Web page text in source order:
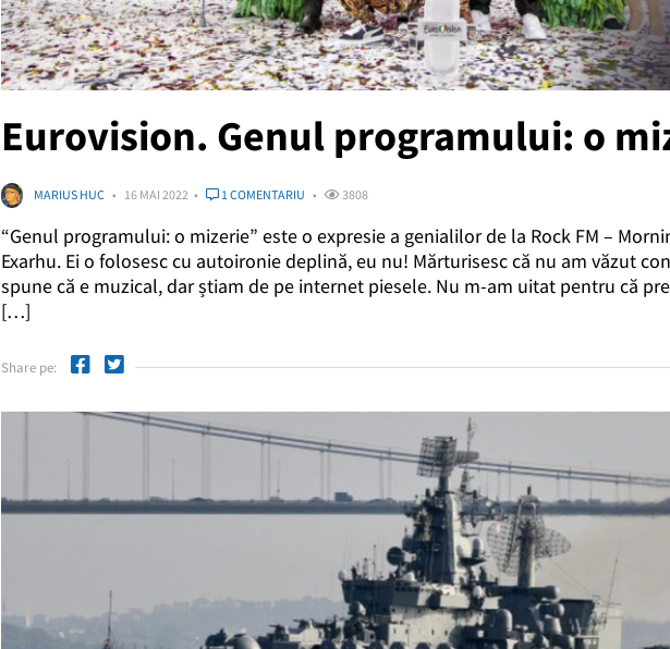
Eurovision. Genul programului: o
MARIUS HUC 16 MAI 2022 1 COMENTARIU 3808
“Genul programului: o mizerie” este o expresie a genialilor de la Rock FM –
Exarhu. Ei o folosesc cu autoironie deplină, eu nu! Mărturisesc că nu am văzut
spune că e muzical, dar știam de pe internet piesele. Nu m-am uitat pentru că
[…]
Share pe: